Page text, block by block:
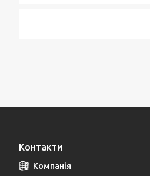
Контакти